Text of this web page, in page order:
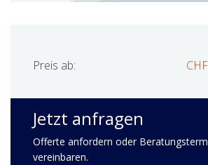
Preis ab: CHF
Jetzt anfragen
Offerte anfordern oder
vereinbaren.